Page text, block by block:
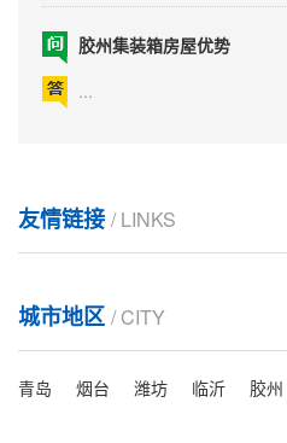
...
胶州集装箱房与节能环保关系
...
友情链接 / LINKS
城市地区 / CITY
青岛 烟台 潍坊 临沂 胶州